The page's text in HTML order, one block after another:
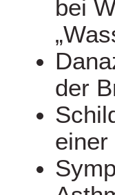
bei
der
einer